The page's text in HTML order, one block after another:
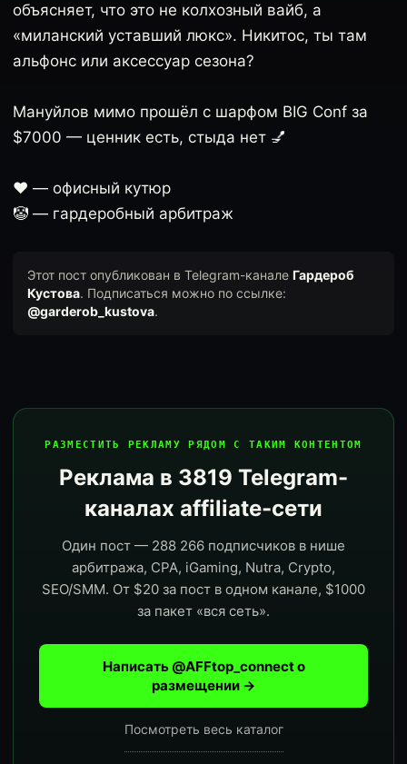
объясняет, что это не колхозный вайб, а
«миланский уставший люкс». Никитос, ты там
альфонс или аксессуар сезона?
Мануйлов мимо прошёл с шарфом BIG Conf за
$7000 — ценник есть, стыда нет 💅
❤️ — офисный кутюр
🤡 — гардеробный арбитраж
Этот пост опубликован в Telegram-канале Гардероб
Кустова. Подписаться можно по ссылке:
@garderob_kustova.
РАЗМЕСТИТЬ РЕКЛАМУ РЯДОМ С ТАКИМ КОНТЕНТОМ
Реклама в 3819 Telegram-
каналах affiliate-сети
Один пост — 288 266 подписчиков в нише
арбитража, CPA, iGaming, Nutra, Crypto,
SEO/SMM. От $20 за пост в одном канале, $1000
за пакет «вся сеть».
Написать @AFFtop_connect о
размещении →
Посмотреть весь каталог